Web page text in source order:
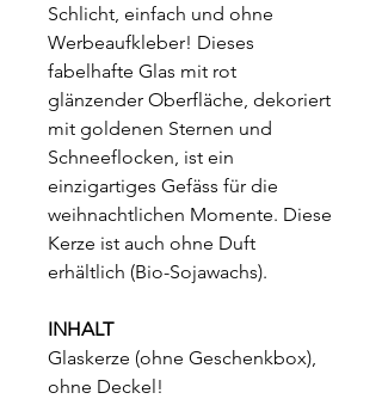
Schlicht, einfach und ohne
Werbeaufkleber! Dieses
fabelhafte Glas mit rot
glänzender Oberfläche, dekoriert
mit goldenen Sternen und
Schneeflocken, ist ein
einzigartiges Gefäss für die
weihnachtlichen Momente. Diese
Kerze ist auch ohne Duft
erhältlich (Bio-Sojawachs).
INHALT
Glaskerze (ohne Geschenkbox),
ohne Deckel!